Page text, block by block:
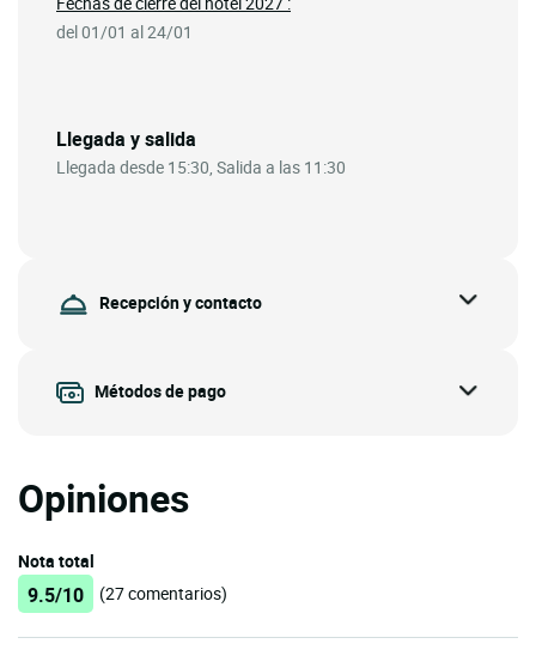
Llegada y salida
Llegada desde 15:30, Salida a las 11:30
del 01/01 al 24/01
Recepción y contacto
Métodos de pago
Opiniones
Nota total
9.5/10 (27 comentarios)